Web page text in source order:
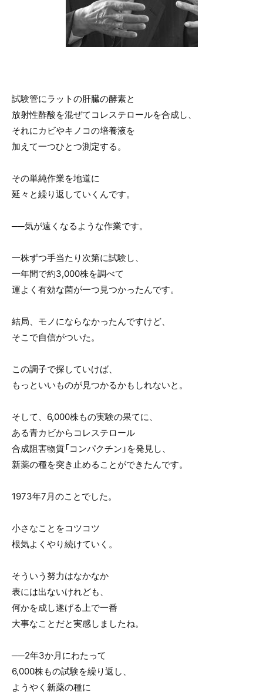
試験管にラットの肝臓の酵素と
放射性酢酸を混ぜてコレステロールを合成し、
それにカビやキノコの培養液を
加えて一つひとつ測定する。
その単純作業を地道に
延々と繰り返していくんです。
──気が遠くなるような作業です。
一株ずつ手当たり次第に試験し、
一年間で約3,000株を調べて
運よく有効な菌が一つ見つかったんです。
結局、モノにならなかったんですけど、
そこで自信がついた。
この調子で探していけば、
もっといいものが見つかるかもしれないと。
そして、6,000株もの実験の果てに、
ある青カビからコレステロール
合成阻害物質「コンパクチン」を発見し、
新薬の種を突き止めることができたんです。
1973年7月のことでした。
小さなことをコツコツ
根気よくやり続けていく。
そういう努力はなかなか
表には出ないけれども、
何かを成し遂げる上で一番
大事なことだと実感しましたね。
──2年3か月にわたって
6,000株もの試験を繰り返し、
ようやく新薬の種に